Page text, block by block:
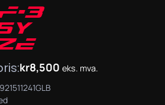
3
kr8,500 eks. mva.